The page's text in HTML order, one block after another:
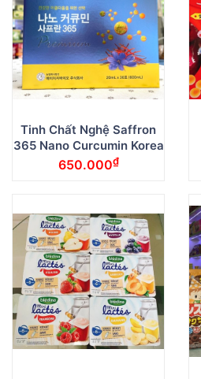
Tinh Chất Nghệ Saffron
365 Nano Curcumin Korea
650.000₫